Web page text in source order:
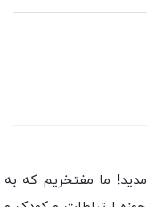
ما مفتخریم که به